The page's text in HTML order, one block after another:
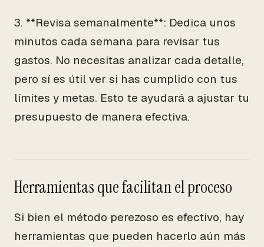
3. **Revisa semanalmente**: Dedica unos
minutos cada semana para revisar tus
gastos. No necesitas analizar cada detalle,
pero sí es útil ver si has cumplido con tus
límites y metas. Esto te ayudará a ajustar tu
presupuesto de manera efectiva.
Herramientas que facilitan el proceso
Si bien el método perezoso es efectivo, hay
herramientas que pueden hacerlo aún más